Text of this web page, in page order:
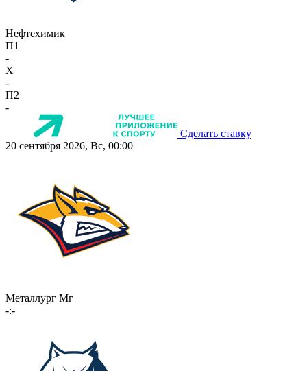
Нефтехимик
П1
-
X
-
П2
-
Сделать ставку
20 сентября 2026, Вс, 00:00
Металлург Мг
-:-